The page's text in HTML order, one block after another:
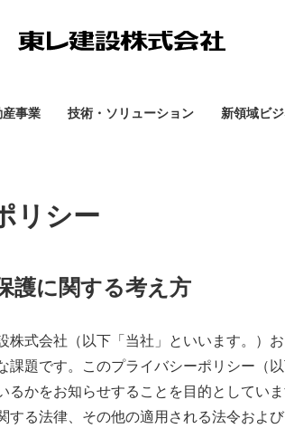
産事業 技術・ソリューション 新領域ビ
リシー
護に関する考え方
株式会社（以下「当社」といいます。）
課題です。このプライバシーポリシー（
るかをお知らせすることを目的としていま
する法律、その他の適用される法令およ